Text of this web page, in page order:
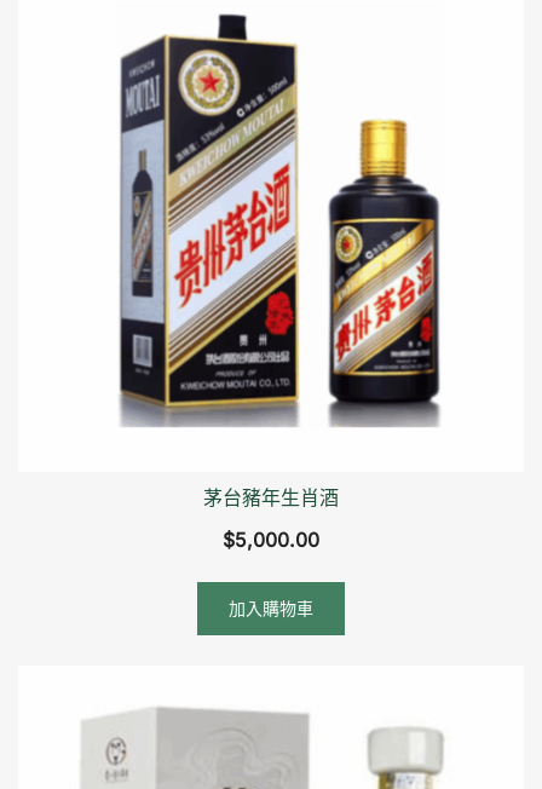
茅台豬年生肖酒
$5,000.00
加入購物車